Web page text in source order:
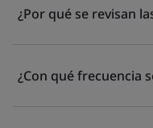
¿Por qué se revisan
¿Con qué frecuencia